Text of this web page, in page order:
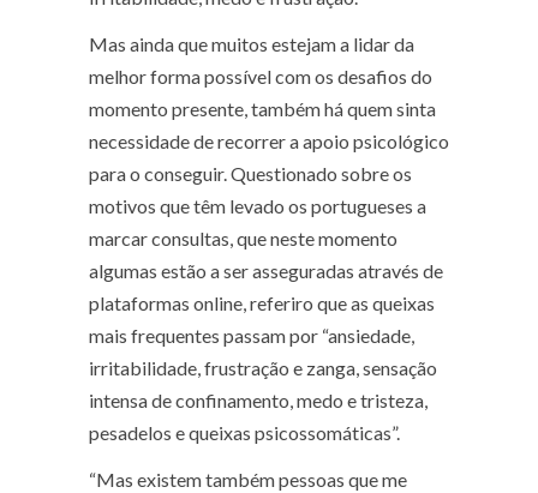
Mas ainda que muitos estejam a lidar da
melhor forma possível com os desafios do
momento presente, também há quem sinta
necessidade de recorrer a apoio psicológico
para o conseguir. Questionado sobre os
motivos que têm levado os portugueses a
marcar consultas, que neste momento
algumas estão a ser asseguradas através de
plataformas online, referiro que as queixas
mais frequentes passam por “ansiedade,
irritabilidade, frustração e zanga, sensação
intensa de confinamento, medo e tristeza,
pesadelos e queixas psicossomáticas”.
“Mas existem também pessoas que me